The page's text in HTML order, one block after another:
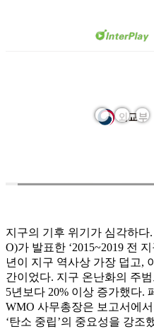
지구의 기후 위기가 심각하
O)가 발표한 ‘2015~2019 전
년이 지구 역사상 가장 덥고,
간이었다. 지구 온난화의 주
5년보다 20% 이상 증가했다.
WMO 사무총장은 보고서에
‘탄소 중립’의 중요성을 강조